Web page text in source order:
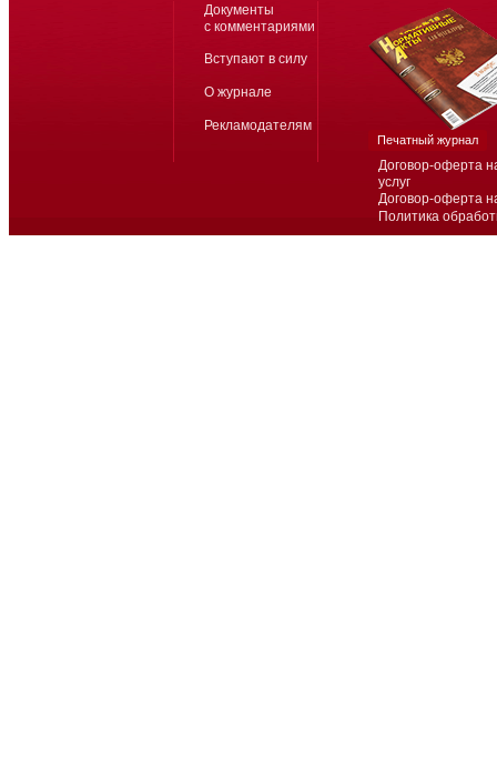
Договор-оферта
услуг
Договор-оферта
Политика
Документы
с комментариями
Вступают в силу
О журнале
Рекламодателям
Печатный журнал